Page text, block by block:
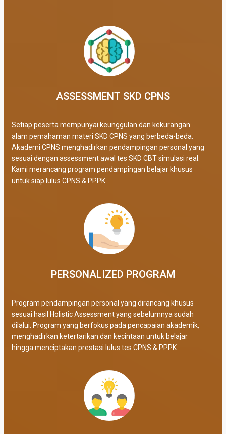
ASSESSMENT SKD CPNS
Setiap peserta mempunyai keunggulan dan kekurangan
alam pemahaman materi SKD CPNS yang berbeda-beda.
Akademi CPNS menghadirkan pendampingan personal yang
sesuai dengan assessment awal tes SKD CBT simulasi real.
Kami merancang program pendampingan belajar khusus
untuk siap lulus CPNS & PPPK.
PERSONALIZED PROGRAM​
Program pendampingan personal yang dirancang khusus
sesuai hasil Holistic Assessment yang sebelumnya sudah
dilalui. Program yang berfokus pada pencapaian akademik,
menghadirkan ketertarikan dan kecintaan untuk belajar
hingga menciptakan prestasi lulus tes CPNS & PPPK.